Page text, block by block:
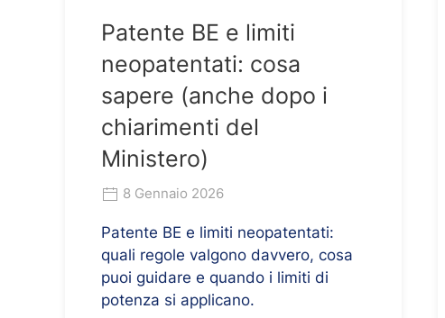
Patente BE e limiti
neopatentati: cosa
sapere (anche dopo i
chiarimenti del
Ministero)
8 Gennaio 2026
Patente BE e limiti neopatentati:
quali regole valgono davvero, cosa
puoi guidare e quando i limiti di
potenza si applicano.